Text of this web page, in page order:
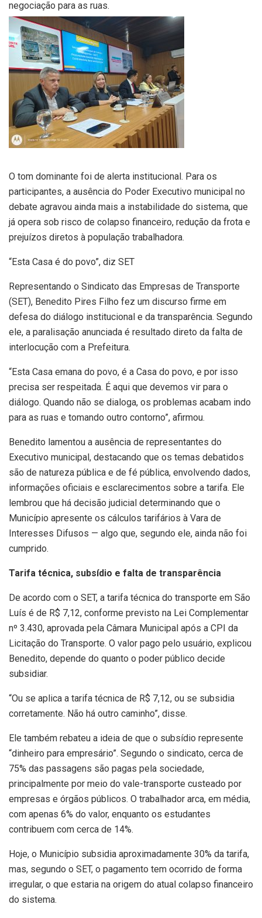
negociação para as ruas.
O tom dominante foi de alerta institucional. Para os
participantes, a ausência do Poder Executivo municipal no
debate agravou ainda mais a instabilidade do sistema, que
já opera sob risco de colapso financeiro, redução da frota e
prejuízos diretos à população trabalhadora.
“Esta Casa é do povo”, diz SET
Representando o Sindicato das Empresas de Transporte
(SET), Benedito Pires Filho fez um discurso firme em
defesa do diálogo institucional e da transparência. Segundo
ele, a paralisação anunciada é resultado direto da falta de
interlocução com a Prefeitura.
“Esta Casa emana do povo, é a Casa do povo, e por isso
precisa ser respeitada. É aqui que devemos vir para o
diálogo. Quando não se dialoga, os problemas acabam indo
para as ruas e tomando outro contorno”, afirmou.
Benedito lamentou a ausência de representantes do
Executivo municipal, destacando que os temas debatidos
são de natureza pública e de fé pública, envolvendo dados,
informações oficiais e esclarecimentos sobre a tarifa. Ele
lembrou que há decisão judicial determinando que o
Município apresente os cálculos tarifários à Vara de
Interesses Difusos — algo que, segundo ele, ainda não foi
cumprido.
Tarifa técnica, subsídio e falta de transparência
De acordo com o SET, a tarifa técnica do transporte em São
Luís é de R$ 7,12, conforme previsto na Lei Complementar
nº 3.430, aprovada pela Câmara Municipal após a CPI da
Licitação do Transporte. O valor pago pelo usuário, explicou
Benedito, depende do quanto o poder público decide
subsidiar.
“Ou se aplica a tarifa técnica de R$ 7,12, ou se subsidia
corretamente. Não há outro caminho”, disse.
Ele também rebateu a ideia de que o subsídio represente
“dinheiro para empresário”. Segundo o sindicato, cerca de
75% das passagens são pagas pela sociedade,
principalmente por meio do vale-transporte custeado por
empresas e órgãos públicos. O trabalhador arca, em média,
com apenas 6% do valor, enquanto os estudantes
contribuem com cerca de 14%.
Hoje, o Município subsidia aproximadamente 30% da tarifa,
mas, segundo o SET, o pagamento tem ocorrido de forma
irregular, o que estaria na origem do atual colapso financeiro
do sistema.